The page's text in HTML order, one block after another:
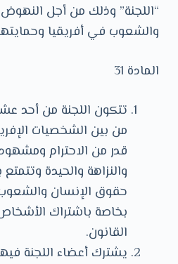
“اللجنة” وذلك من أجل
والشعوب في أفريقيا
المادة 31
تتكون اللجنة من أحد
من بين الشخصيات
قدر من الاحترام
والنزاهة والحيدة
حقوق الإنسان
بخاصة باشتراك
القانون.
يشترك أعضاء اللجنة